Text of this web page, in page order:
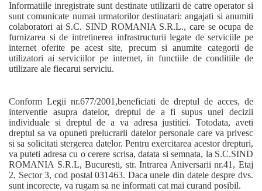
Informatiile inregistrate sunt destinate utilizarii de catre operator si
sunt comunicate numai urmatorilor destinatari: angajati si anumiti
colaboratori ai S.C. SIND ROMANIA S.R.L., care se ocupa de
furnizarea si de intretinerea infrastructurii legate de serviciile pe
internet oferite pe acest site, precum si anumite categorii de
utilizatori ai serviciilor pe internet, in functiile de conditiile de
utilizare ale fiecarui serviciu.
Conform Legii nr.677/2001,beneficiati de dreptul de acces, de
interventie asupra datelor, dreptul de a fi supus unei decizii
individuale si dreptul de a va adresa justitiei. Totodata, aveti
dreptul sa va opuneti prelucrarii datelor personale care va privesc
si sa solicitati stergerea datelor. Pentru exercitarea acestor drepturi,
va puteti adresa cu o cerere scrisa, datata si semnata, la S.C.SIND
ROMANIA S.R.L, Bucuresti, str. Intrarea Aniversarii nr.41, Etaj
2, Sector 3, cod postal 031463. Daca unele din datele despre dvs.
sunt incorecte, va rugam sa ne informati cat mai curand posibil.